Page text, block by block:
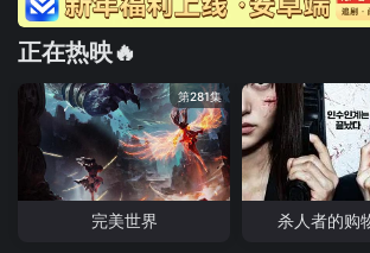
正在热映🔥
第281集
完美世界 杀人者的购